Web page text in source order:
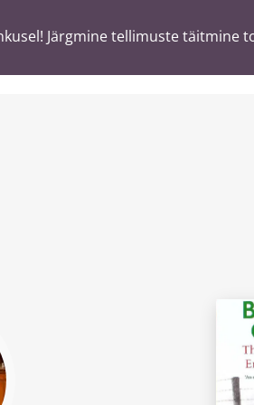
Järgmine tellimuste täitmine
Järgmine tellimuste täitmine